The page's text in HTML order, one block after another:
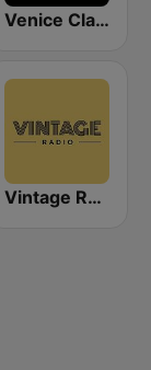
Venice Classic Radio | VCR Auditorium
Vintage Radio